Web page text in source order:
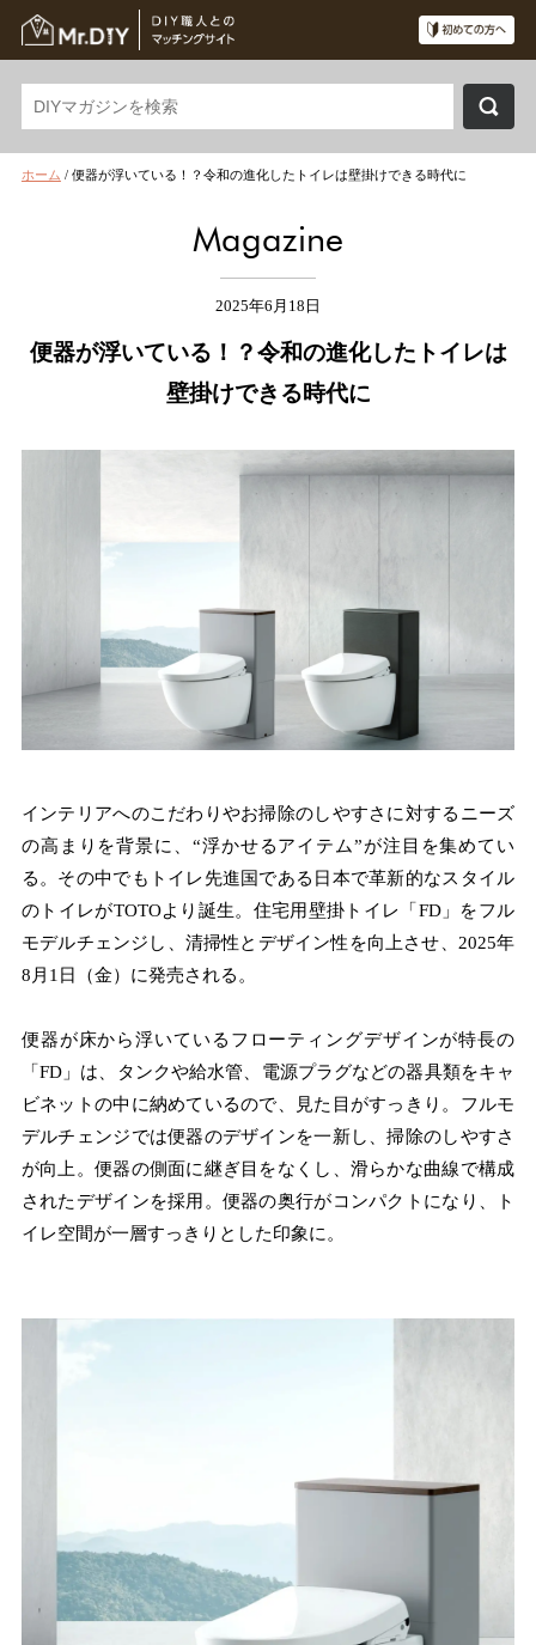
ホーム / 便器が浮いている！？令和の進化したトイレは壁掛けできる時代に
Magazine
2025年6月18日
便器が浮いている！？令和の進化したトイレは
壁掛けできる時代に
インテリアへのこだわりやお掃除のしやすさに対するニーズ
の高まりを背景に、“浮かせるアイテム”が注目を集めてい
る。その中でもトイレ先進国である日本で革新的なスタイル
のトイレがTOTOより誕生。住宅用壁掛トイレ「FD」をフル
モデルチェンジし、清掃性とデザイン性を向上させ、2025年
8月1日（金）に発売される。
便器が床から浮いているフローティングデザインが特長の
「FD」は、タンクや給水管、電源プラグなどの器具類をキャ
ビネットの中に納めているので、見た目がすっきり。フルモ
デルチェンジでは便器のデザインを一新し、掃除のしやすさ
が向上。便器の側面に継ぎ目をなくし、滑らかな曲線で構成
されたデザインを採用。便器の奥行がコンパクトになり、ト
イレ空間が一層すっきりとした印象に。